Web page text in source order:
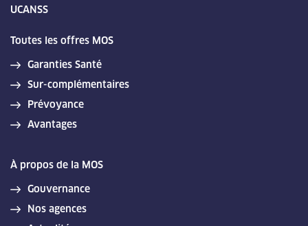
UCANSS
Toutes les offres MOS
Garanties Santé
Sur-complémentaires
Prévoyance
Avantages
À propos de la MOS
Gouvernance
Nos agences